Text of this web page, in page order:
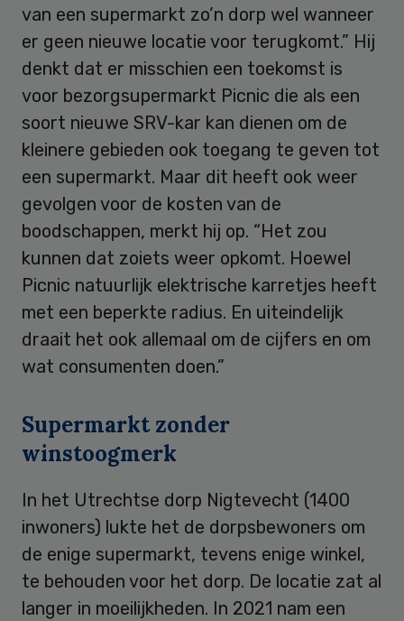
van een supermarkt zo’n dorp wel wanneer
er geen nieuwe locatie voor terugkomt.” Hij
denkt dat er misschien een toekomst is
voor bezorgsupermarkt Picnic die als een
soort nieuwe SRV-kar kan dienen om de
kleinere gebieden ook toegang te geven tot
een supermarkt. Maar dit heeft ook weer
gevolgen voor de kosten van de
boodschappen, merkt hij op. “Het zou
kunnen dat zoiets weer opkomt. Hoewel
Picnic natuurlijk elektrische karretjes heeft
met een beperkte radius. En uiteindelijk
draait het ook allemaal om de cijfers en om
wat consumenten doen.”
Supermarkt zonder
winstoogmerk
In het Utrechtse dorp Nigtevecht (1400
inwoners) lukte het de dorpsbewoners om
de enige supermarkt, tevens enige winkel,
te behouden voor het dorp. De locatie zat al
langer in moeilijkheden. In 2021 nam een